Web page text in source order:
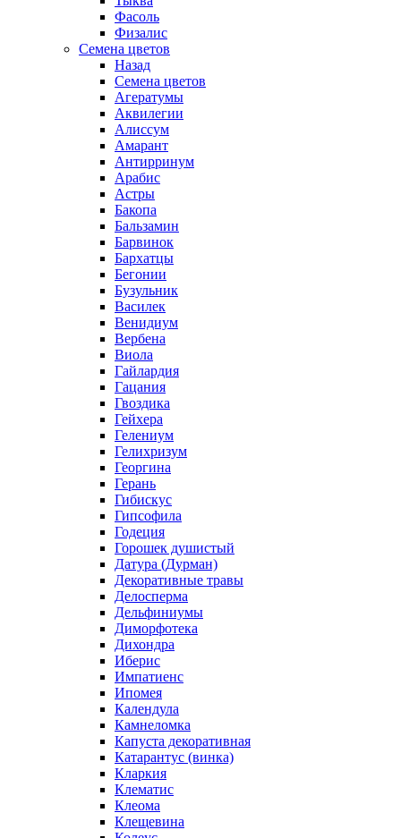
Фасоль
Физалис
Семена цветов
Назад
Семена цветов
Агератумы
Аквилегии
Алиссум
Амарант
Антирринум
Арабис
Астры
Бакопа
Бальзамин
Барвинок
Бархатцы
Бегонии
Бузульник
Василек
Венидиум
Вербена
Виола
Гайлардия
Гацания
Гвоздика
Гейхера
Гелениум
Гелихризум
Георгина
Герань
Гибискус
Гипсофила
Годеция
Горошек душистый
Датура (Дурман)
Декоративные травы
Делосперма
Дельфиниумы
Диморфотека
Дихондра
Иберис
Импатиенс
Ипомея
Календула
Камнеломка
Капуста декоративная
Катарантус (винка)
Кларкия
Клематис
Клеома
Клещевина